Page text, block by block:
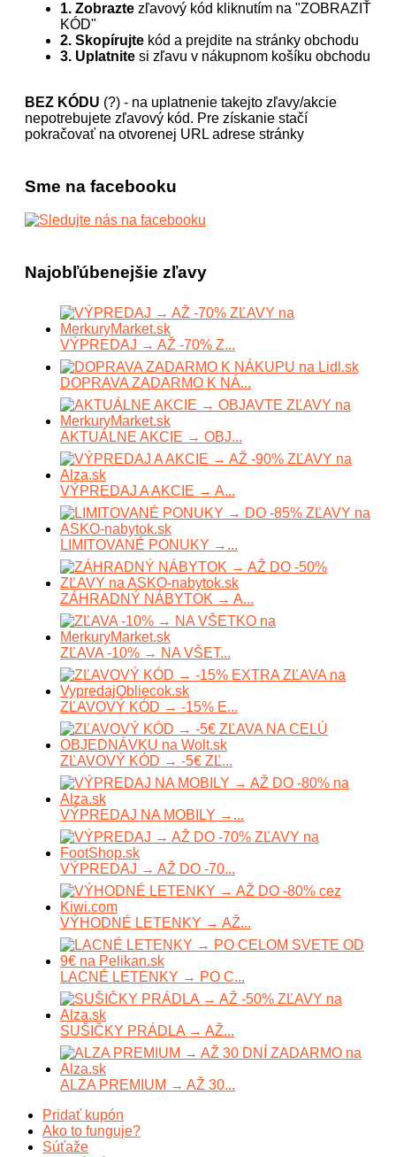
1. Zobrazte zľavový kód kliknutím na "ZOBRAZIŤ
KÓD"
2. Skopírujte kód a prejdite na stránky obchodu
3. Uplatnite si zľavu v nákupnom košíku obchodu
BEZ KÓDU (?) - na uplatnenie takejto zľavy/akcie
nepotrebujete zľavový kód. Pre získanie stačí
pokračovať na otvorenej URL adrese stránky
Sme na facebooku
Najobľúbenejšie zľavy
VÝPREDAJ → AŽ -70% Z...
DOPRAVA ZADARMO K NÁ...
AKTUÁLNE AKCIE → OBJ...
VÝPREDAJ A AKCIE → A...
LIMITOVANÉ PONUKY →...
ZÁHRADNÝ NÁBYTOK → A...
ZĽAVA -10% → NA VŠET...
ZĽAVOVÝ KÓD → -15% E...
ZĽAVOVÝ KÓD → -5€ ZĽ...
VÝPREDAJ NA MOBILY →...
VÝPREDAJ → AŽ DO -70...
VÝHODNÉ LETENKY → AŽ...
LACNÉ LETENKY → PO C...
SUŠIČKY PRÁDLA → AŽ...
ALZA PREMIUM → AŽ 30...
Pridať kupón
Ako to funguje?
Súťaže